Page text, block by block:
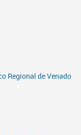
Regional de Venado